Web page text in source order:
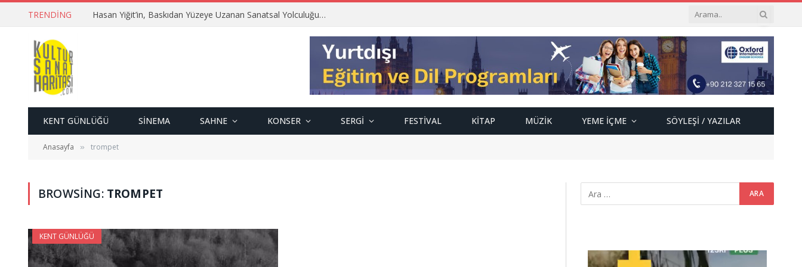
TRENDING Hasan Yiğit’in, Baskıdan Yüzeye Uzanan Sanatsal Yolculuğu…
KENT GÜNLÜĞÜ SINEMA SAHNE KONSER SERGI FESTIVAL KITAP MÜZIK YEME İÇME SÖYLEŞI / YAZILAR
Anasayfa » trompet
BROWSING: TROMPET
KENT GÜNLÜĞÜ
Video